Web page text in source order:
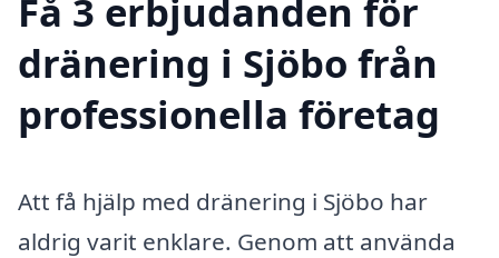
Få 3 erbjudanden för
dränering i Sjöbo från
professionella företag
Att få hjälp med dränering i Sjöbo har
aldrig varit enklare. Genom att använda